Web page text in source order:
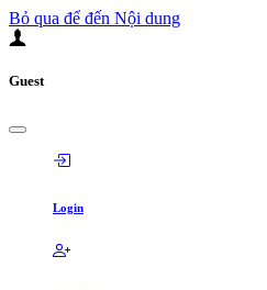
Bỏ qua để đến Nội dung
Guest
Login